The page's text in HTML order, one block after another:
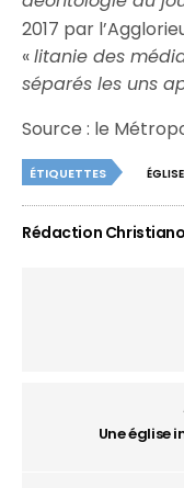
2017 par
«litanie des
séparés les uns
Source : le
ÉTIQUETTES
Rédaction
Une église